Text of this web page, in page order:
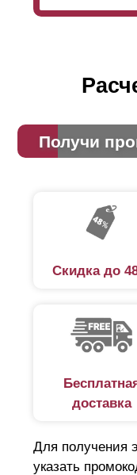
Получи
Скидка до
доставка
Для получения
указать